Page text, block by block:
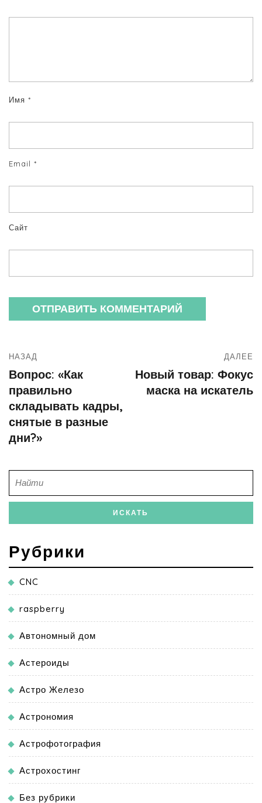
Имя *
Email *
Сайт
НАЗАД
Вопрос: «Как
правильно
складывать кадры,
снятые в разные
дни?»
ДАЛЕЕ
Новый товар: Фокус
маска на искатель
Рубрики
CNC
raspberry
Автономный дом
Астероиды
Астро Железо
Астрономия
Астрофотография
Астрохостинг
Без рубрики